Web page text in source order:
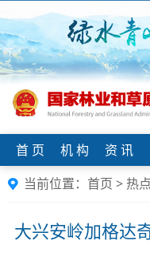
首 页 机 构 资 讯
当前位置： 首页 > 热
大兴安岭加格达